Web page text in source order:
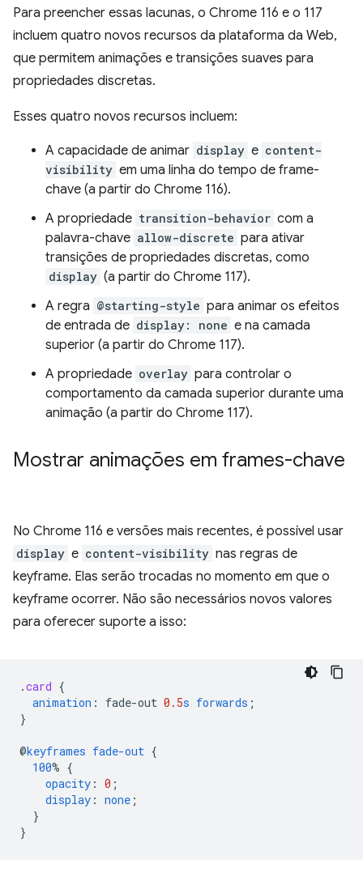
Para preencher essas lacunas, o Chrome 116 e o 117
incluem quatro novos recursos da plataforma da Web,
que permitem animações e transições suaves para
propriedades discretas.
Esses quatro novos recursos incluem:
A capacidade de animar display e content-
visibility em uma linha do tempo de frame-
chave (a partir do Chrome 116).
A propriedade transition-behavior com a
palavra-chave allow-discrete para ativar
transições de propriedades discretas, como
display (a partir do Chrome 117).
A regra @starting-style para animar os efeitos
de entrada de display: none e na camada
superior (a partir do Chrome 117).
A propriedade overlay para controlar o
comportamento da camada superior durante uma
animação (a partir do Chrome 117).
Mostrar animações em frames-chave
No Chrome 116 e versões mais recentes, é possível usar
display e content-visibility nas regras de
keyframe. Elas serão trocadas no momento em que o
keyframe ocorrer. Não são necessários novos valores
para oferecer suporte a isso:
.card {
animation : fade-out 0.5s forwards ;
}
@keyframes fade-out {
100% {
opacity : 0 ;
display : none ;
}
}